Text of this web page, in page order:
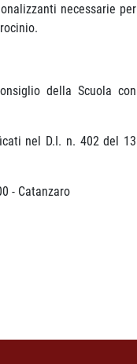
necessarie per
della Scuola con
nel D.I. n. 402 del 13
- Catanzaro